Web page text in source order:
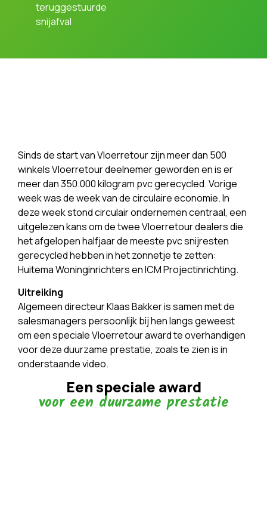
teruggestuurde
snijafval
Sinds de start van Vloerretour zijn meer dan 500
winkels Vloerretour deelnemer geworden en is er
meer dan 350.000 kilogram pvc gerecycled. Vorige
week was de week van de circulaire economie. In
deze week stond circulair ondernemen centraal, een
uitgelezen kans om de twee Vloerretour dealers die
het afgelopen halfjaar de meeste pvc snijresten
gerecycled hebben in het zonnetje te zetten:
Huitema Woninginrichters en ICM Projectinrichting.
Uitreiking
Algemeen directeur Klaas Bakker is samen met de
salesmanagers persoonlijk bij hen langs geweest
om een speciale Vloerretour award te overhandigen
voor deze duurzame prestatie, zoals te zien is in
onderstaande video.
Een speciale award
voor een duurzame prestatie